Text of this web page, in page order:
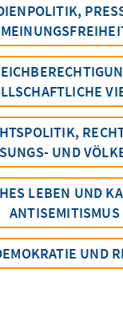
UND
LEBEN UND
ANTISEMITISMUS
UND